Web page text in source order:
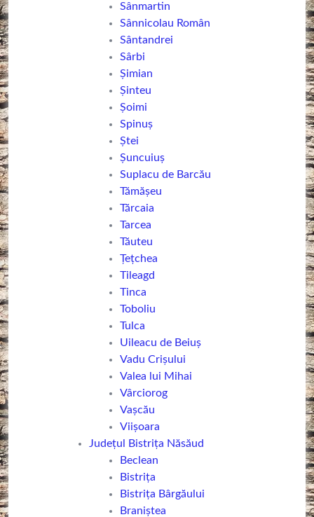
Sânmartin
Sânnicolau Român
Sântandrei
Sârbi
Șimian
Șinteu
Șoimi
Spinuș
Ştei
Șuncuiuș
Suplacu de Barcău
Tămășeu
Tărcaia
Tarcea
Tăuteu
Țețchea
Tileagd
Tinca
Toboliu
Tulca
Uileacu de Beiuș
Vadu Crișului
Valea lui Mihai
Vârciorog
Vaşcău
Viișoara
Județul Bistrița Năsăud
Beclean
Bistriţa
Bistrița Bârgăului
Braniștea